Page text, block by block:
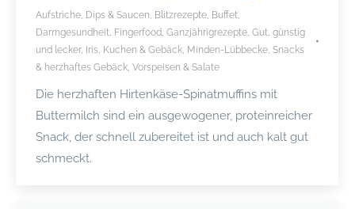
Aufstriche, Dips & Saucen, Blitzrezepte, Buffet,
Darmgesundheit, Fingerfood, Ganzjährigrezepte, Gut, günstig
und lecker, Iris, Kuchen & Gebäck, Minden-Lübbecke, Snacks
& herzhaftes Gebäck, Vorspeisen & Salate
Die herzhaften Hirtenkäse-Spinatmuffins mit
Buttermilch sind ein ausgewogener, proteinreicher
Snack, der schnell zubereitet ist und auch kalt gut
schmeckt.